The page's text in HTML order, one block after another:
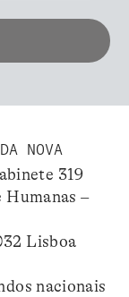
NOVA
319
Humanas –
Lisboa
nacionais